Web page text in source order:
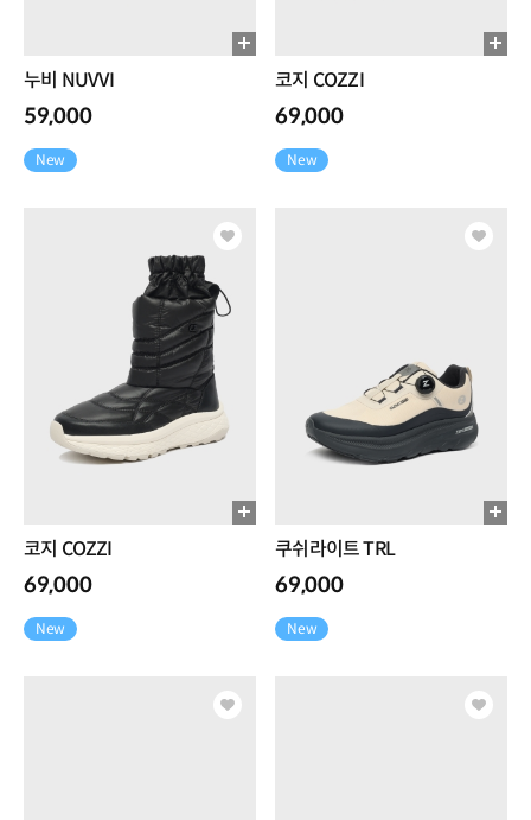
누비 NUVVI
59,000
New
코지 COZZI
69,000
New
코지 COZZI
69,000
New
쿠쉬라이트 TRL
69,000
New